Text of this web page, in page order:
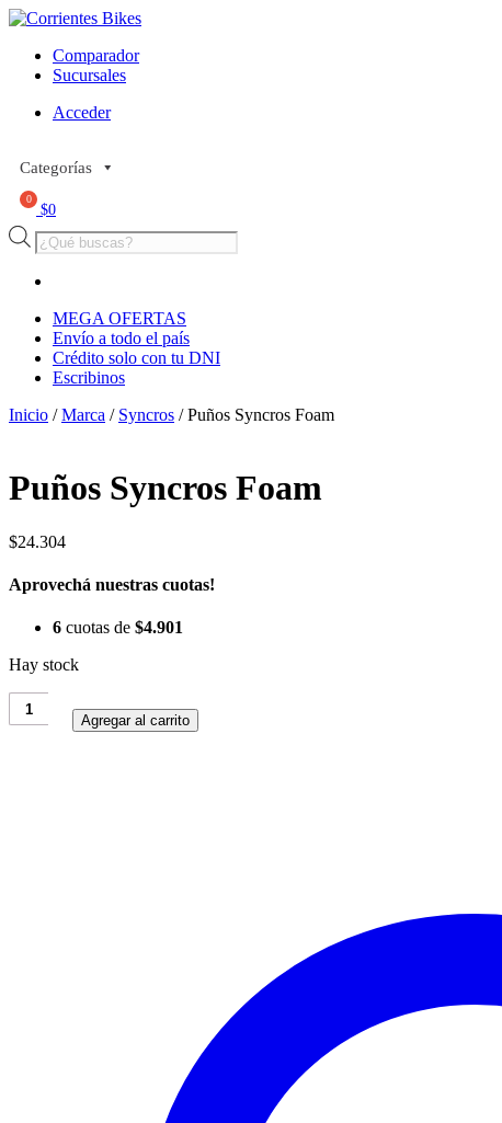
Comparador
Sucursales
Acceder
Categorías
$0
Búsqueda
de
MEGA OFERTAS
Envío a todo el país
Crédito solo con tu DNI
Escribinos
Inicio /Marca / Syncros / Puños Syncros Foam
Puños Syncros Foam
$24.304
Aprovechá nuestras cuotas!
6 cuotas de $4.901
Hay stock
Puños
Syncros
Agregar al carrito